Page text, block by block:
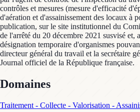
contrôles et mesures (mesure d'efficacité
d'aération et d'assainissement des locaux à
publication, sur le site institutionnel du
de l'arrêté du 20 décembre 2021 susvisé
désignation temporaire d'organismes
directeur général du travail et la secrétaire
Journal officiel de la République française.
Domaines
Traitement - Collecte - Valorisation -